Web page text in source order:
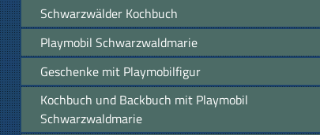
Schwarzwälder Kochbuch
Playmobil Schwarzwaldmarie
Geschenke mit Playmobilfigur
Kochbuch und Backbuch mit Playmobil
Schwarzwaldmarie